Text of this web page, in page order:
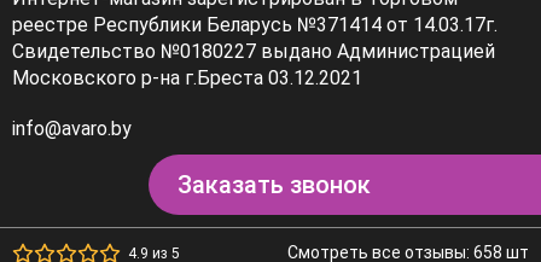
реестре Республики Беларусь №371414 от 14.03.17г.
Свидетельство №0180227 выдано Администрацией
Московского р-на г.Бреста 03.12.2021
info@avaro.by
Заказать звонок
4.9 из 5 Смотреть все отзывы: 658 шт